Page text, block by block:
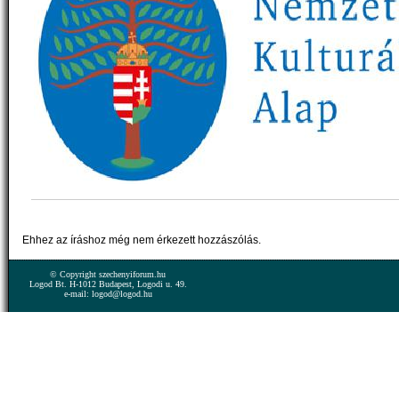
Ehhez az íráshoz még nem érkezett hozzászólás.
© Copyright szechenyiforum.hu
Logod Bt. H-1012 Budapest, Logodi u. 49.
e-mail: logod@logod.hu